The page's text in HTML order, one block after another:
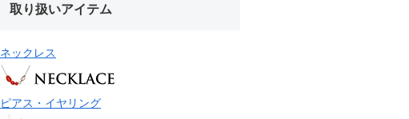
取り扱いアイテム
ネックレス
ピアス・イヤリング